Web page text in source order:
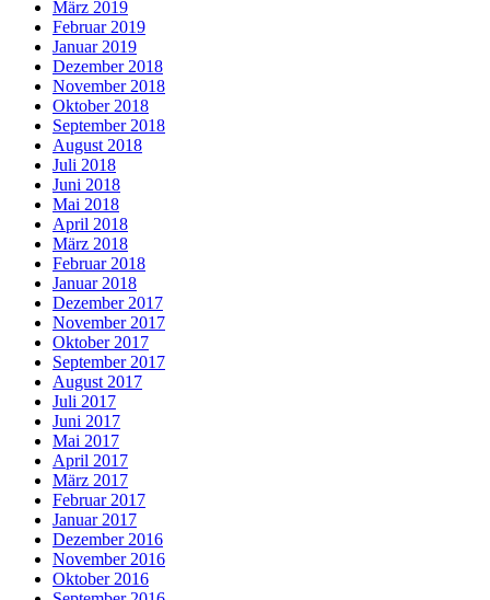
März 2019
Februar 2019
Januar 2019
Dezember 2018
November 2018
Oktober 2018
September 2018
August 2018
Juli 2018
Juni 2018
Mai 2018
April 2018
März 2018
Februar 2018
Januar 2018
Dezember 2017
November 2017
Oktober 2017
September 2017
August 2017
Juli 2017
Juni 2017
Mai 2017
April 2017
März 2017
Februar 2017
Januar 2017
Dezember 2016
November 2016
Oktober 2016